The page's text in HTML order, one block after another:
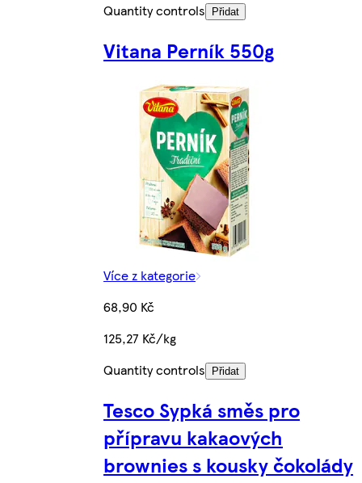
Quantity controls
Přidat
Vitana Perník 550g
Více z kategorie
68,90 Kč
125,27 Kč/kg
Quantity controls
Přidat
Tesco Sypká směs pro
přípravu kakaových
brownies s kousky čokolády